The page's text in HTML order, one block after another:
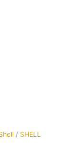
/ SHELL